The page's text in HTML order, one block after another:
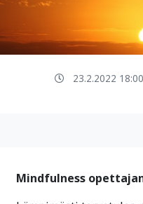
23.2.2022 18:00
Mindfulness